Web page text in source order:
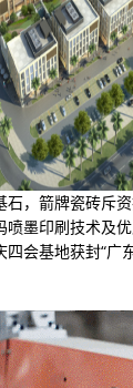
，箭牌瓷砖斥资
喷墨印刷技术及
会基地获封“广